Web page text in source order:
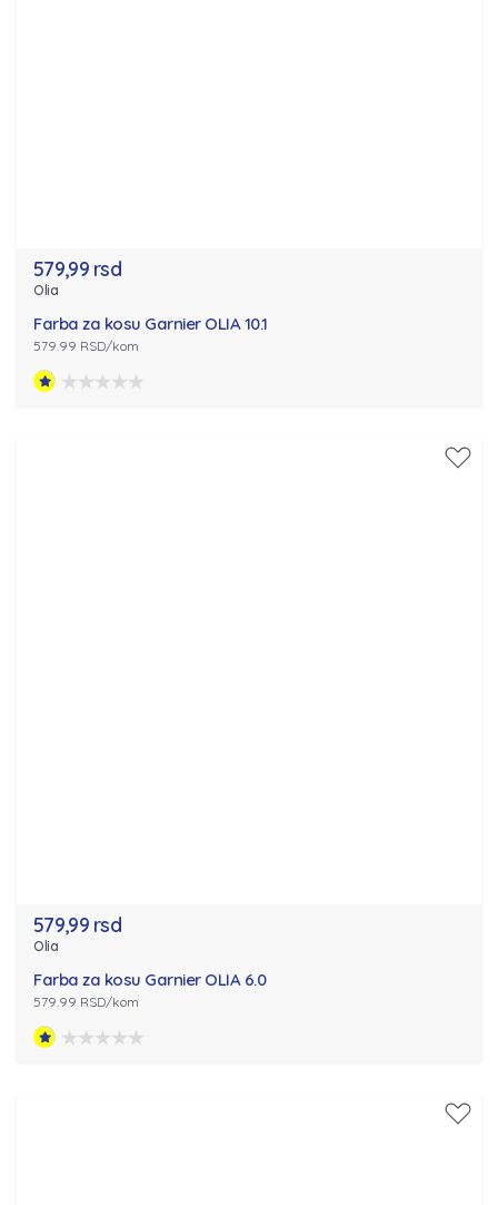
579,99 rsd
Olia
Farba za kosu Garnier OLIA 10.1
579.99 RSD/kom
579,99 rsd
Olia
Farba za kosu Garnier OLIA 6.0
579.99 RSD/kom